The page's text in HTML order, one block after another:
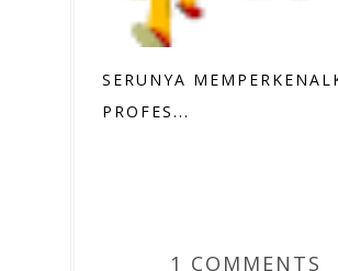
SERUNYA
PROFES...
1 COMMENTS